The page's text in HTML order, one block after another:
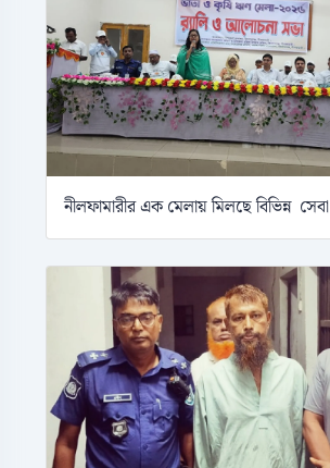
নীলফামারীর এক মেলায় মিলছে বিভিন্ন সেবা